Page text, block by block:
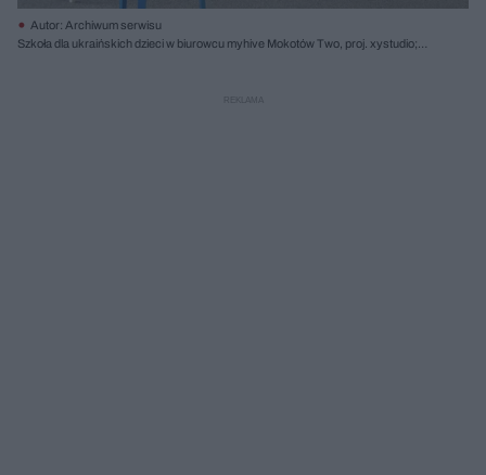
Autor: Archiwum serwisu
Szkoła dla ukraińskich dzieci w biurowcu myhive Mokotów Two, proj. xystudio;